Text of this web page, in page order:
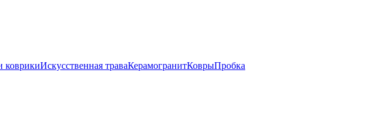
коврикиИскусственная траваКерамогранитКоврыПробка